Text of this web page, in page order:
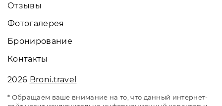
Отзывы
Фотогалерея
Бронирование
Контакты
2026 Broni.travel
* Обращаем ваше внимание на то, что данный интернет-